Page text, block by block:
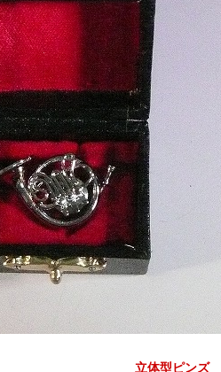
立体型ピンズ